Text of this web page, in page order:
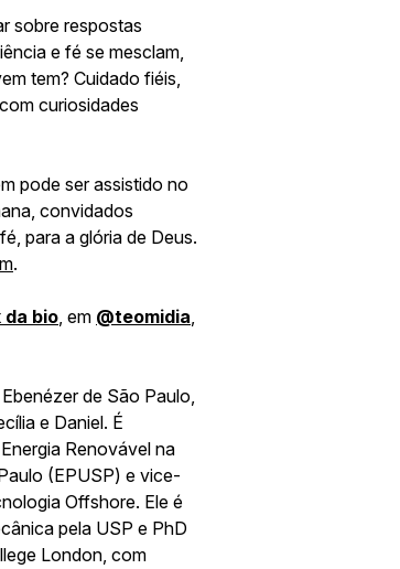
sobre respostas
e fé se mesclam,
tem? Cuidado fiéis,
curiosidades
pode ser assistido no
convidados
para a glória de Deus.
.
da bio, em @‌teomidia,
de São Paulo,
e Daniel. É
Renovável na
(EPUSP) e vice-
Offshore. Ele é
pela USP e PhD
London, com